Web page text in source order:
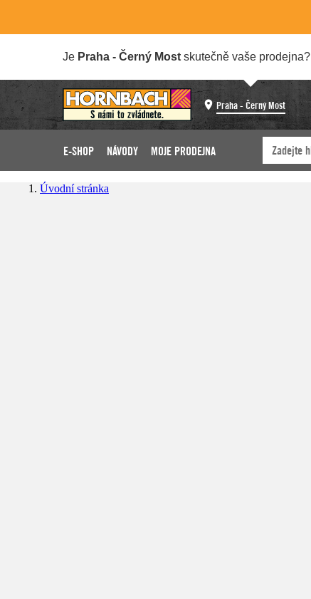
Je Praha - Černý Most skutečně vaše prodejna?
Praha - Černý Most
E-SHOP NÁVODY MOJE PRODEJNA
Úvodní stránka